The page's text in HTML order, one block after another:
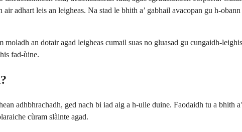
adhart leis an leigheas. Na stad le bhith a’ gabhail avacopan gu h-
an dotair agad leigheas cumail suas no gluasad gu cungaidh-
fad-ùine.
adhbhrachadh, ged nach bi iad aig a h-uile duine. Faodaidh tu a bhith
cùram slàinte agad.